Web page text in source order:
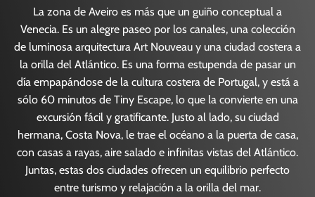
La zona de Aveiro es más que un guiño conceptual a
Venecia. Es un alegre paseo por los canales, una colección
de luminosa arquitectura Art Nouveau y una ciudad costera a
la orilla del Atlántico. Es una forma estupenda de pasar un
día empapándose de la cultura costera de Portugal, y está a
sólo 60 minutos de Tiny Escape, lo que la convierte en una
excursión fácil y gratificante. Justo al lado, su ciudad
hermana, Costa Nova, le trae el océano a la puerta de casa,
con casas a rayas, aire salado e infinitas vistas del Atlántico.
Juntas, estas dos ciudades ofrecen un equilibrio perfecto
entre turismo y relajación a la orilla del mar.